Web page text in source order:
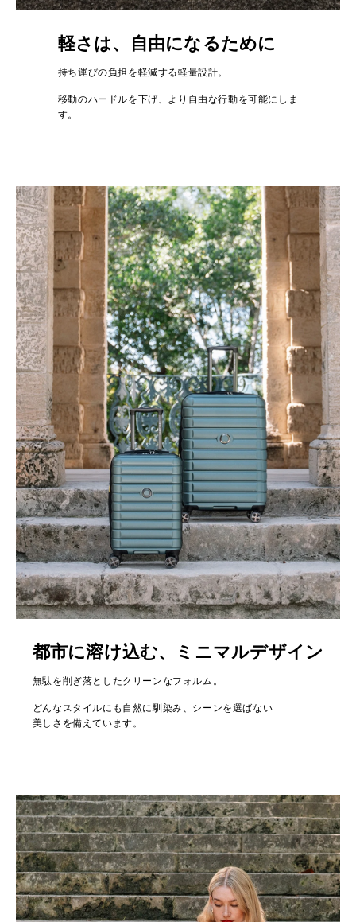
軽さは、自由になるために
持ち運びの負担を軽減する軽量設計。
移動のハードルを下げ、より自由な行動を可能にしま
す。
都市に溶け込む、ミニマルデザイン
無駄を削ぎ落としたクリーンなフォルム。
どんなスタイルにも自然に馴染み、シーンを選ばない
美しさを備えています。